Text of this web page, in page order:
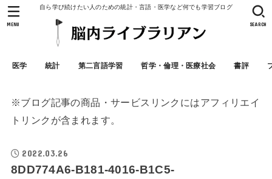
自ら学び続けたい人のための統計・言語・医学など何でも学習ブログ
医学 統計 第二言語学習 哲学・倫理・医療社会 書評
SEARCH
MENU
※ブログ記事の商品・サービスリンクにはアフィリエイ
トリンクが含まれます。
2022.03.26
8DD774A6-B181-4016-B1C5-